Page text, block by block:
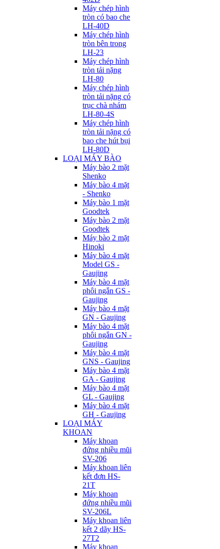
Máy chép hình
tròn có bao che
LH-40D
Máy chép hình
tròn bên trong
LH-23
Máy chép hình
tròn tải nặng
LH-80
Máy chép hình
tròn tải nặng có
trục chà nhám
LH-80-4S
Máy chép hình
tròn tải nặng có
bao che hút bụi
LH-80D
LOẠI MÁY BÀO
Máy bào 2 mặt
Shenko
Máy bào 4 mặt
- Shenko
Máy bào 1 mặt
Goodtek
Máy bào 2 mặt
Goodtek
Máy bào 2 mặt
Hinoki
Máy bào 4 mặt
Model GS -
Gaujing
Máy bào 4 mặt
phôi ngắn GS -
Gaujing
Máy bào 4 mặt
GN - Gaujing
Máy bào 4 mặt
phôi ngắn GN -
Gaujing
Máy bào 4 mặt
GNS - Gaujing
Máy bào 4 mặt
GA - Gaujing
Máy bào 4 mặt
GL - Gaujing
Máy bào 4 mặt
GH - Gaujing
LOẠI MÁY
KHOAN
Máy khoan
đứng nhiều mũi
SV-206
Máy khoan liên
kết đơn HS-
21T
Máy khoan
đứng nhiều mũi
SV-206L
Máy khoan liên
kết 2 dãy HS-
27T2
Máy khoan